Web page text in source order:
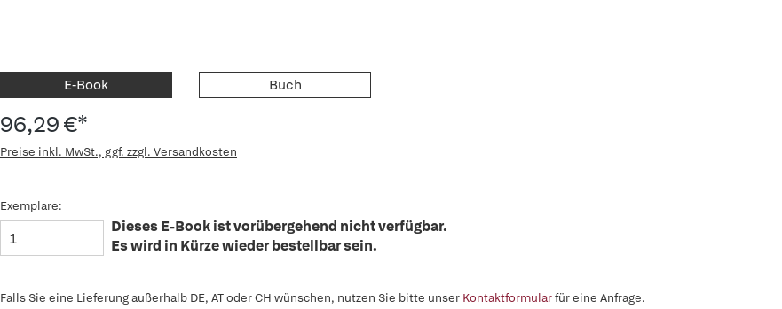
E-Book Buch
96,29 €*
Preise inkl. MwSt., ggf. zzgl. Versandkosten
Exemplare:
Dieses E-Book ist vorübergehend nicht verfügbar.
Es wird in Kürze wieder bestellbar sein.
Falls Sie eine Lieferung außerhalb DE, AT oder CH wünschen, nutzen Sie bitte unser Kontaktformularfür eine Anfrage.